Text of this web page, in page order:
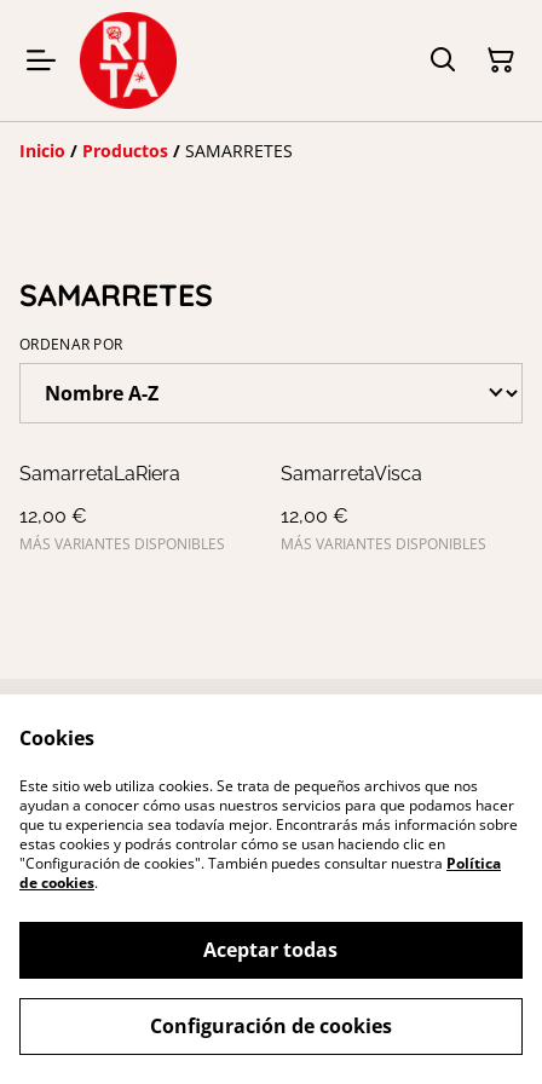
Inicio / Productos / SAMARRETES
SAMARRETES
ORDENAR POR
SamarretaLaRiera
12,00 €
MÁS VARIANTES DISPONIBLES
SamarretaVisca
12,00 €
MÁS VARIANTES DISPONIBLES
Política de Privacidad
Política de cookies
Enviaments
©2026RITA
powered by
Cookies
Este sitio web utiliza cookies. Se trata de pequeños archivos que nos
ayudan a conocer cómo usas nuestros servicios para que podamos hacer
que tu experiencia sea todavía mejor. Encontrarás más información sobre
estas cookies y podrás controlar cómo se usan haciendo clic en
"Configuración de cookies". También puedes consultar nuestra Política
de cookies.
Aceptar todas
Configuración de cookies